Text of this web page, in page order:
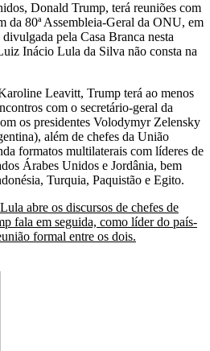
Donald Trump, terá reuniões com
da 80ª Assembleia-Geral da ONU, em
pela Casa Branca nesta
Inácio Lula da Silva não consta na
Leavitt, Trump terá ao menos
com o secretário-geral da
os presidentes Volodymyr Zelensky
além de chefes da União
formatos multilaterais com líderes de
Árabes Unidos e Jordânia, bem
Turquia, Paquistão e Egito.
abre os discursos de chefes de
fala em seguida, como líder do país-
formal entre os dois.